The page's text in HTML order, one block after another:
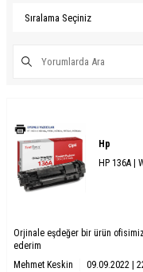
Hp
HP 136A |
Orjinale eşdeğer bir ürün
ederim
Mehmet Keskin
09.09.2022 |